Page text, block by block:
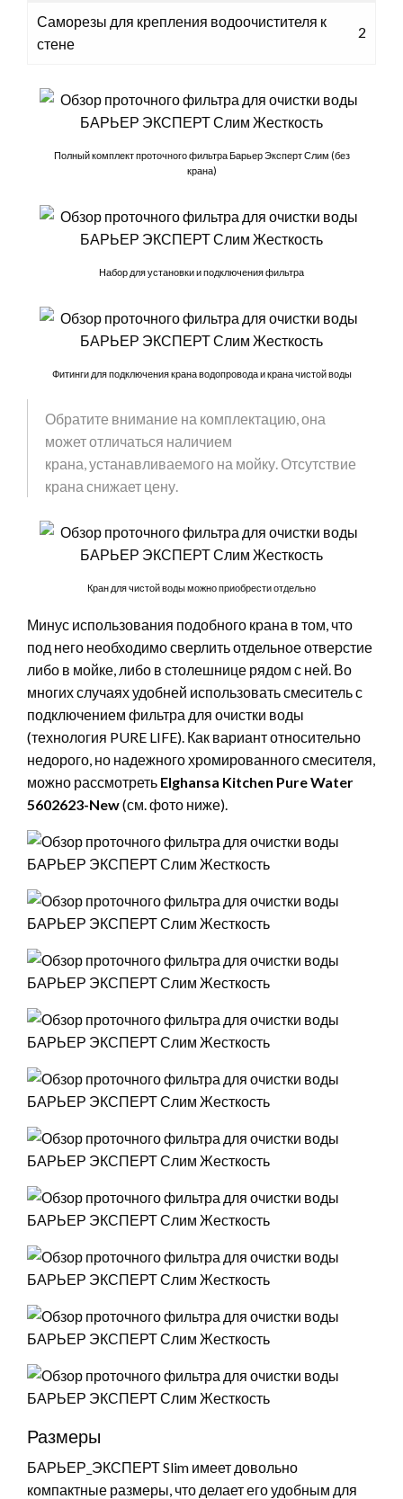
Саморезы для крепления водоочистителя к
стене
2
Полный комплект проточного фильтра Барьер Эксперт Слим (без
крана)
Набор для установки и подключения фильтра
Фитинги для подключения крана водопровода и крана чистой воды
Обратите внимание на комплектацию, она
может отличаться наличием
крана, устанавливаемого на мойку. Отсутствие
крана снижает цену.
Кран для чистой воды можно приобрести отдельно
Минус использования подобного крана в том, что
под него необходимо сверлить отдельное отверстие
либо в мойке, либо в столешнице рядом с ней. Во
многих случаях удобней использовать смеситель с
подключением фильтра для очистки воды
(технология PURE LIFE). Как вариант относительно
недорого, но надежного хромированного смесителя,
можно рассмотреть Elghansa Kitchen Pure Water
5602623-New(см. фото ниже).
Размеры
БАРЬЕР_ЭКСПЕРТ Slim имеет довольно
компактные размеры, что делает его удобным для